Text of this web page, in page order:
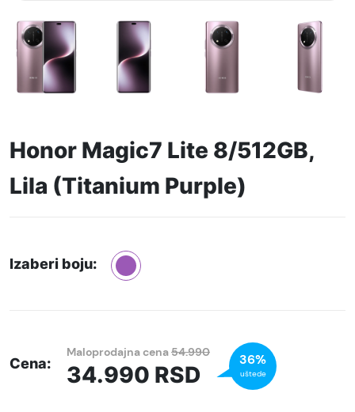
Honor Magic7 Lite 8/512GB,
Lila (Titanium Purple)
Izaberi boju:
Cena:
Maloprodajna cena54.990
34.990 RSD
36%
uštede